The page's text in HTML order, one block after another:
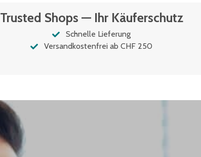
Trusted Shops — Ihr Käuferschutz
Schnelle Lieferung
Versandkostenfrei ab CHF 250